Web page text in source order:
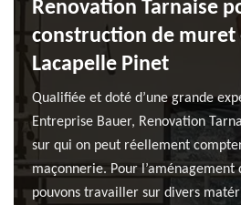
Renovation Tarnaise
construction de muret
Lacapelle Pinet
Qualifiée et doté d’une grande
Entreprise Bauer, Renovation
sur qui on peut réellement
maçonnerie. Pour l’aménagement
pouvons travailler sur divers